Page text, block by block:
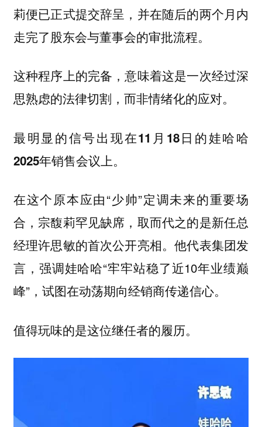
莉便已正式提交辞呈，并在随后的两个月内
走完了股东会与董事会的审批流程。
这种程序上的完备，意味着这是一次经过深
思熟虑的法律切割，而非情绪化的应对。
最明显的信号出现在11月18日的娃哈哈
2025年销售会议上。
在这个原本应由“少帅”定调未来的重要场
合，宗馥莉罕见缺席，取而代之的是新任总
经理许思敏的首次公开亮相。他代表集团发
言，强调娃哈哈“牢牢站稳了近10年业绩巅
峰”，试图在动荡期向经销商传递信心。
值得玩味的是这位继任者的履历。